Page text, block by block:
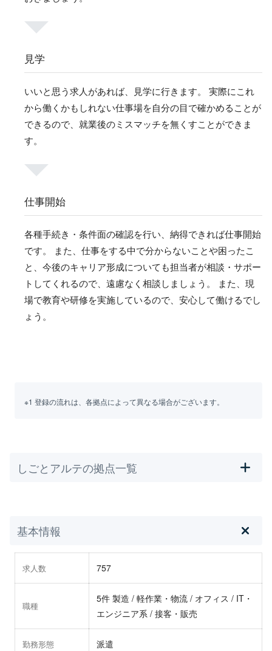
見学
いいと思う求人があれば、見学に行きます。 実際にこれ
から働くかもしれない仕事場を自分の目で確かめることが
できるので、就業後のミスマッチを無くすことができま
す。
仕事開始
各種手続き・条件面の確認を行い、納得できれば仕事開始
です。 また、仕事をする中で分からないことや困ったこ
と、今後のキャリア形成についても担当者が相談・サポー
トしてくれるので、遠慮なく相談しましょう。 また、現
場で教育や研修を実施しているので、安心して働けるでし
ょう。
※1 登録の流れは、各拠点によって異なる場合がございます。
しごとアルテの拠点一覧
基本情報
求人数 757
職種
5件 製造 / 軽作業・物流 / オフィス / IT・
エンジニア系 / 接客・販売
勤務形態 派遣